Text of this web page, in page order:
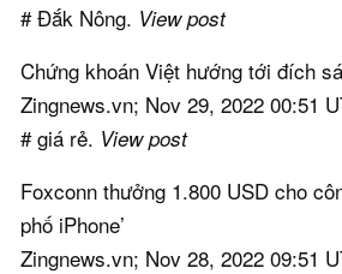
# Đắk Nông. View post
Chứng khoán Việt hướng tới đích
Zingnews.vn; Nov 29, 2022 00:51
# giá rẻ. View post
Foxconn thưởng 1.800 USD cho
phố iPhone’
Zingnews.vn; Nov 28, 2022 09:51